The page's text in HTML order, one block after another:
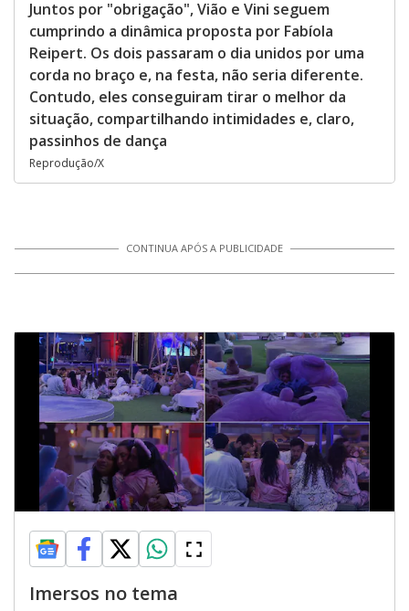
Juntos por "obrigação", Vião e Vini seguem
cumprindo a dinâmica proposta por Fabíola
Reipert. Os dois passaram o dia unidos por uma
corda no braço e, na festa, não seria diferente.
Contudo, eles conseguiram tirar o melhor da
situação, compartilhando intimidades e, claro,
passinhos de dança
Reprodução/X
CONTINUA APÓS A PUBLICIDADE
Imersos no tema